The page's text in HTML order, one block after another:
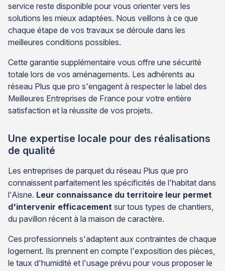
service reste disponible pour vous orienter vers les
solutions les mieux adaptées. Nous veillons à ce que
chaque étape de vos travaux se déroule dans les
meilleures conditions possibles.
Cette garantie supplémentaire vous offre une sécurité
totale lors de vos aménagements. Les adhérents au
réseau Plus que pro s'engagent à respecter le label des
Meilleures Entreprises de France pour votre entière
satisfaction et la réussite de vos projets.
Une expertise locale pour des réalisations
de qualité
Les entreprises de parquet du réseau Plus que pro
connaissent parfaitement les spécificités de l'habitat dans
l'Aisne. Leur connaissance du territoire leur permet
d'intervenir efficacement sur tous types de chantiers,
du pavillon récent à la maison de caractère.
Ces professionnels s'adaptent aux contraintes de chaque
logement. Ils prennent en compte l'exposition des pièces,
le taux d'humidité et l'usage prévu pour vous proposer le